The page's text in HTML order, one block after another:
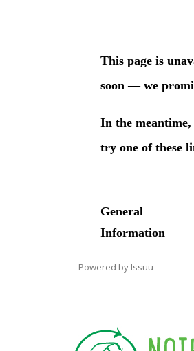
Powered by Issuu